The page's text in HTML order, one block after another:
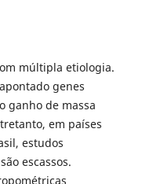
múltipla etiologia.
genes
ganho de massa
em países
estudos
escassos.